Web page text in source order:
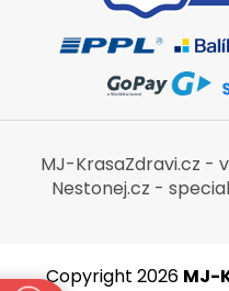
MJ-KrasaZdravi.cz -
Nestonej.cz -
Copyright 2026 MJ-